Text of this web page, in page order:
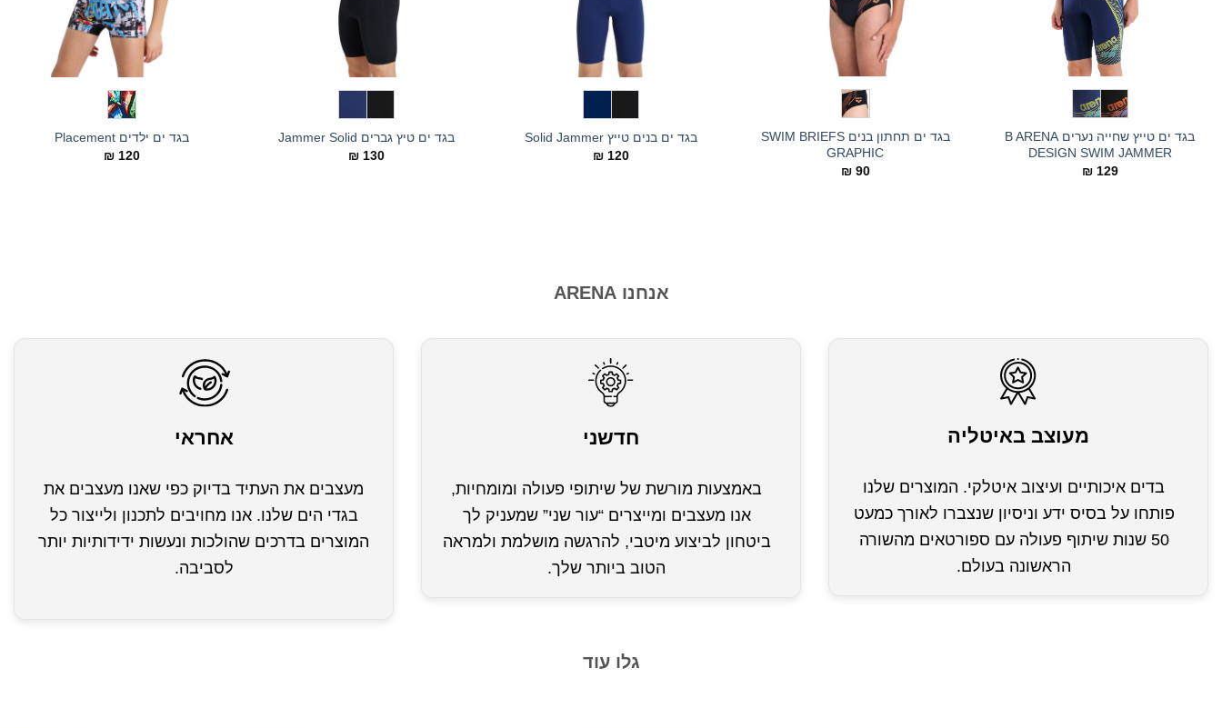
בגד ים טייץ שחייה נערים B ARENA
DESIGN SWIM JAMMER
₪129
בגד ים תחתון בנים SWIM BRIEFS
GRAPHIC
₪90
בגד ים בנים טייץ Solid Jammer
₪ 120
בגד ים טיץ גברים Jammer Solid
₪ 130
בגד ים ילדים Placement
₪ 120
אנחנו ARENA
מעוצב באיטליה
בדים איכותיים ועיצוב איטלקי. המוצרים שלנו
פותחו על בסיס ידע וניסיון שנצברו לאורך כמעט
50 שנות שיתוף פעולה עם ספורטאים מהשורה
הראשונה בעולם.
חדשני
באמצעות מורשת של שיתופי פעולה ומומחיות,
אנו מעצבים ומייצרים “עור שני” שמעניק לך
ביטחון לביצוע מיטבי, להרגשה מושלמת ולמראה
הטוב ביותר שלך.
אחראי
מעצבים את העתיד בדיוק כפי שאנו מעצבים את
בגדי הים שלנו. אנו מחויבים לתכנון ולייצור כל
המוצרים בדרכים שהולכות ונעשות ידידותיות יותר
לסביבה.
גלו עוד